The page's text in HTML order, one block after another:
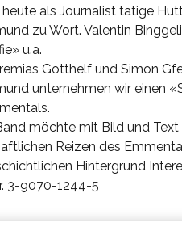
als Journalist tätige
zu Wort. Valentin
u.a.
Gotthelf und Simon
unternehmen wir einen
möchte mit Bild und
Reizen des
Hintergrund
3-9070-1244-5